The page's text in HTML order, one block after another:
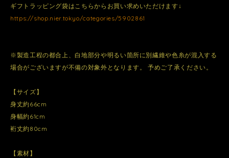
ギフトラッピング袋はこちらからお買い求めいただけます↓
https://shop.nier.tokyo/categories/5902861
※製造工程の都合上、白地部分や明るい箇所に別繊維や色糸が混入する
場合がございますが不備の対象外となります。 予めご了承ください。
【サイズ】
身丈約66cm
身幅約61cm
裄丈約80cm
【素材】